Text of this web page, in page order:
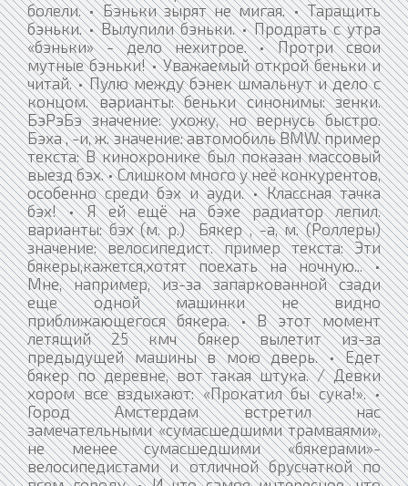
болели. • Бэньки зырят не мигая. • Таращить
бэньки. • Вылупили бэньки. • Продрать с утра
«бэньки» - дело нехитрое. • Протри свои
мутные бэньки! • Уважаемый открой беньки и
читай. • Пулю между бэнек шмальнут и дело с
концом. варианты: беньки синонимы: зенки.
БэРэБэ значение: ухожу, но вернусь быстро.
Бэха , -и, ж. значение: автомобиль BMW. пример
текста: В кинохронике был показан массовый
выезд бэх. • Слишком много у неё конкурентов,
особенно среди бэх и ауди. • Классная тачка
бэх! • Я ей ещё на бэхе радиатор лепил.
варианты: бэх (м. р.) Бякер , -а, м. (Роллеры)
значение: велосипедист. пример текста: Эти
бякеры,кажется,хотят поехать на ночную... •
Мне, например, из-за запаркованной сзади
еще одной машинки не видно
приближающегося бякера. • В этот момент
летящий 25 кмч бякер вылетит из-за
предыдущей машины в мою дверь. • Едет
бякер по деревне, вот такая штука. / Девки
хором все вздыхают: «Прокатил бы сука!». •
Город Амстердам встретил нас
замечательными «сумасшедшими трамваями»,
не менее сумасшедшими «бякерами»-
велосипедистами и отличной брусчаткой по